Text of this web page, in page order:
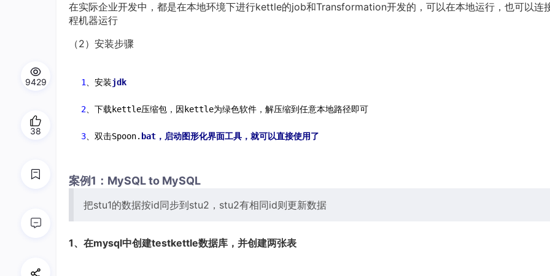
在实际企业开发中，都是在本地环境下进行kettle的job和Transformation开发的，可以在本地运行，也可以连
程机器运行
（2）安装步骤
1 、安装
2 、下载kettle压缩包，因kettle为绿色软件，解压缩到任意本地路径即可
3 、双击Spoon. bat，启动图形化界面工具，就可以直接使用了
案例1：MySQL to MySQL
把stu1的数据按id同步到stu2，stu2有相同id则更新数据
1、在mysql中创建testkettle数据库，并创建两张表
9429
38